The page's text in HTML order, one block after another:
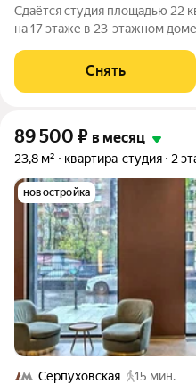
Сдаётся студия площадью 22
на 17 этаже в 23-этажном
Кондиционер Микроволновка Дом - монолитный, окна
выходят во двор. Есть
Снять
89 500 ₽ в месяц
23,8 м² квартира-студия 2
новостройка
Серпуховская
15 мин.